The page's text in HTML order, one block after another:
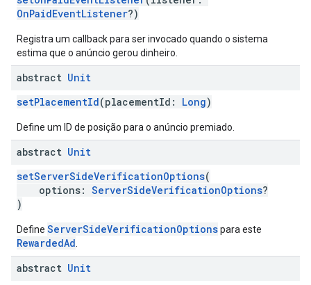
OnPaidEventListener?)
Registra um callback para ser invocado quando o sistema
estima que o anúncio gerou dinheiro.
abstract Unit
setPlacementId(placementId: Long)
Define um ID de posição para o anúncio premiado.
abstract Unit
setServerSideVerificationOptions(
options: ServerSideVerificationOptions?
)
Define ServerSideVerificationOptionspara este
RewardedAd
abstract Unit